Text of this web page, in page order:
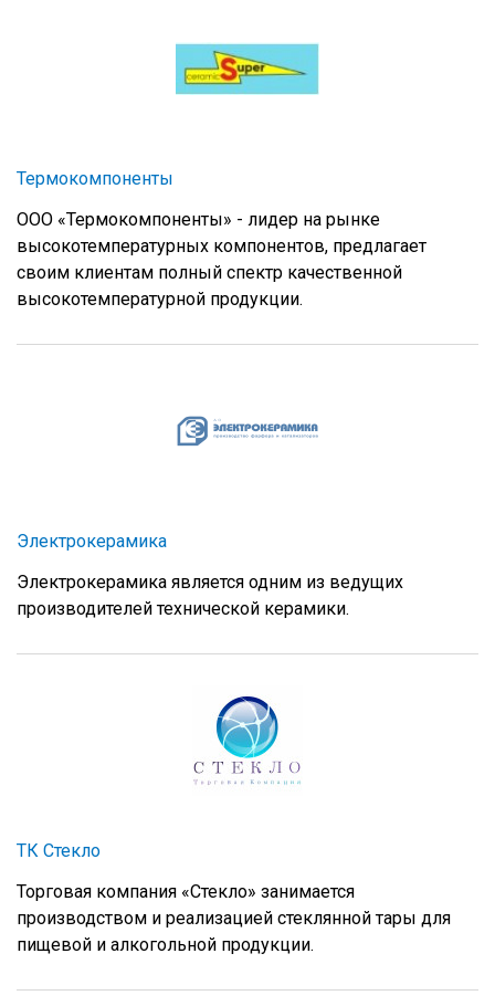
Термокомпоненты
ООО «Термокомпоненты» - лидер на рынке
высокотемпературных компонентов, предлагает
своим клиентам полный спектр качественной
высокотемпературной продукции.
Электрокерамика
Электрокерамика является одним из ведущих
производителей технической керамики.
ТК Стекло
Торговая компания «Стекло» занимается
производством и реализацией стеклянной тары для
пищевой и алкогольной продукции.